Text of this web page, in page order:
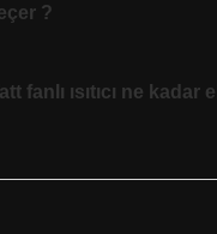
?
fanlı ısıtıcı ne kadar